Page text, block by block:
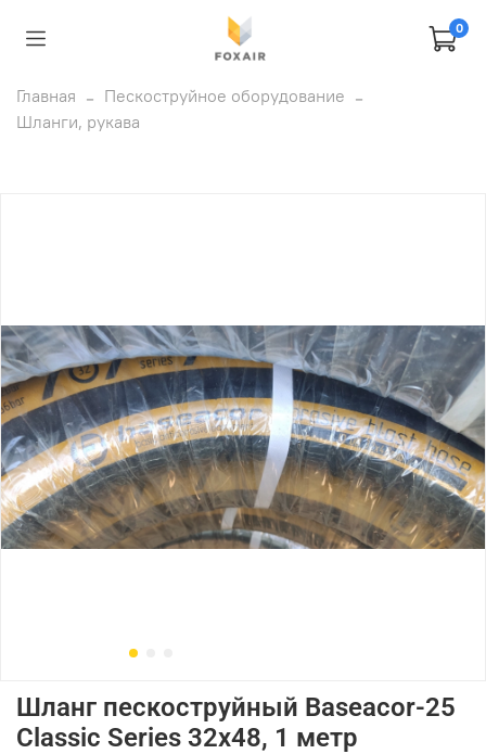
0
Главная
Пескоструйное оборудование
Шланги, рукава
Шланг пескоструйный Baseacor-25
Classic Series 32x48, 1 метр